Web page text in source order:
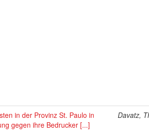
in der Provinz St. Paulo in
gegen ihre Bedrucker [...]
Davatz,